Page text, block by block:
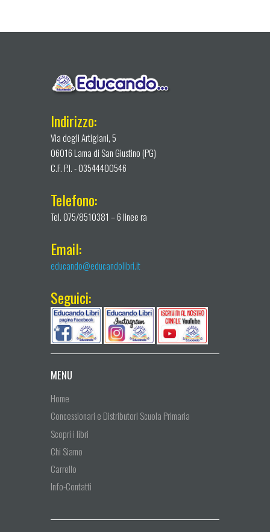
Indirizzo:
Via degli Artigiani, 5
06016 Lama di San Giustino (PG)
C.F. P.I. - 03544400546
Telefono:
Tel. 075/8510381 – 6 linee ra
Email:
educando@educandolibri.it
Seguici:
MENU
Home
Concessionari e Distributori Scuola Primaria
Scopri i libri
Chi Siamo
Carrello
Info-Contatti